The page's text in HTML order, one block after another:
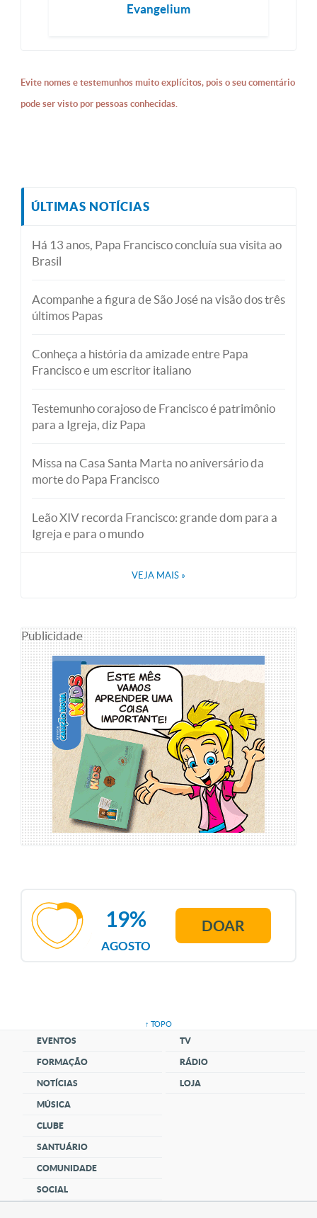
Evangelium
Evite nomes e testemunhos muito explícitos, pois o seu comentário
pode ser visto por pessoas conhecidas.
ÚLTIMAS NOTÍCIAS
Há 13 anos, Papa Francisco concluía sua visita ao
Brasil
Acompanhe a figura de São José na visão dos três
últimos Papas
Conheça a história da amizade entre Papa
Francisco e um escritor italiano
Testemunho corajoso de Francisco é patrimônio
para a Igreja, diz Papa
Missa na Casa Santa Marta no aniversário da
morte do Papa Francisco
Leão XIV recorda Francisco: grande dom para a
Igreja e para o mundo
VEJA MAIS »
Publicidade
AGOSTO
19% DOAR
↑ TOPO
EVENTOS
FORMAÇÃO
NOTÍCIAS
MÚSICA
CLUBE
SANTUÁRIO
COMUNIDADE
SOCIAL
TV
RÁDIO
LOJA